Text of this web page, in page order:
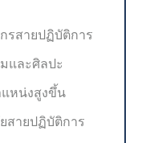
รสายปฏิบัติการ
ละศิลปะ
แหน่งสูงขึ้น
สายปฏิบัติการ